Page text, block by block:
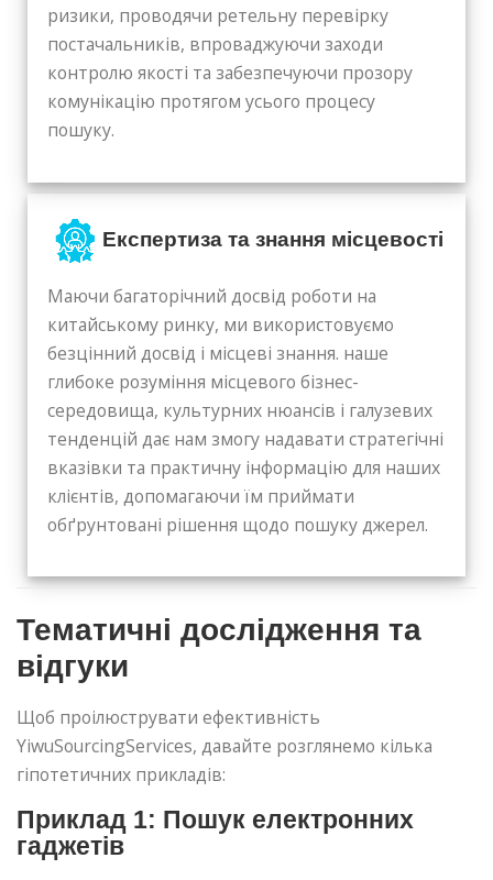
ризики, проводячи ретельну перевірку
постачальників, впроваджуючи заходи
контролю якості та забезпечуючи прозору
комунікацію протягом усього процесу
пошуку.
Експертиза та знання місцевості
Маючи багаторічний досвід роботи на
китайському ринку, ми використовуємо
безцінний досвід і місцеві знання. наше
глибоке розуміння місцевого бізнес-
середовища, культурних нюансів і галузевих
тенденцій дає нам змогу надавати стратегічні
вказівки та практичну інформацію для наших
клієнтів, допомагаючи їм приймати
обґрунтовані рішення щодо пошуку джерел.
Тематичні дослідження та
відгуки
Щоб проілюструвати ефективність
YiwuSourcingServices, давайте розглянемо кілька
гіпотетичних прикладів:
Приклад 1: Пошук електронних
гаджетів